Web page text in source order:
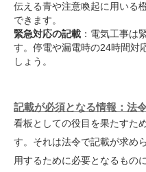
伝える青や注意喚起に用いる
できます。
緊急対応の記載 ：電気工事は
す。停電や漏電時の24時間対
しょう。
記載が必須となる情報：法
看板としての役目を果たすた
す。それは法令で記載が求め
用するために必要となるもの